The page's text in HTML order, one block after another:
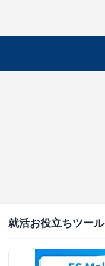
就活お役立ちツール